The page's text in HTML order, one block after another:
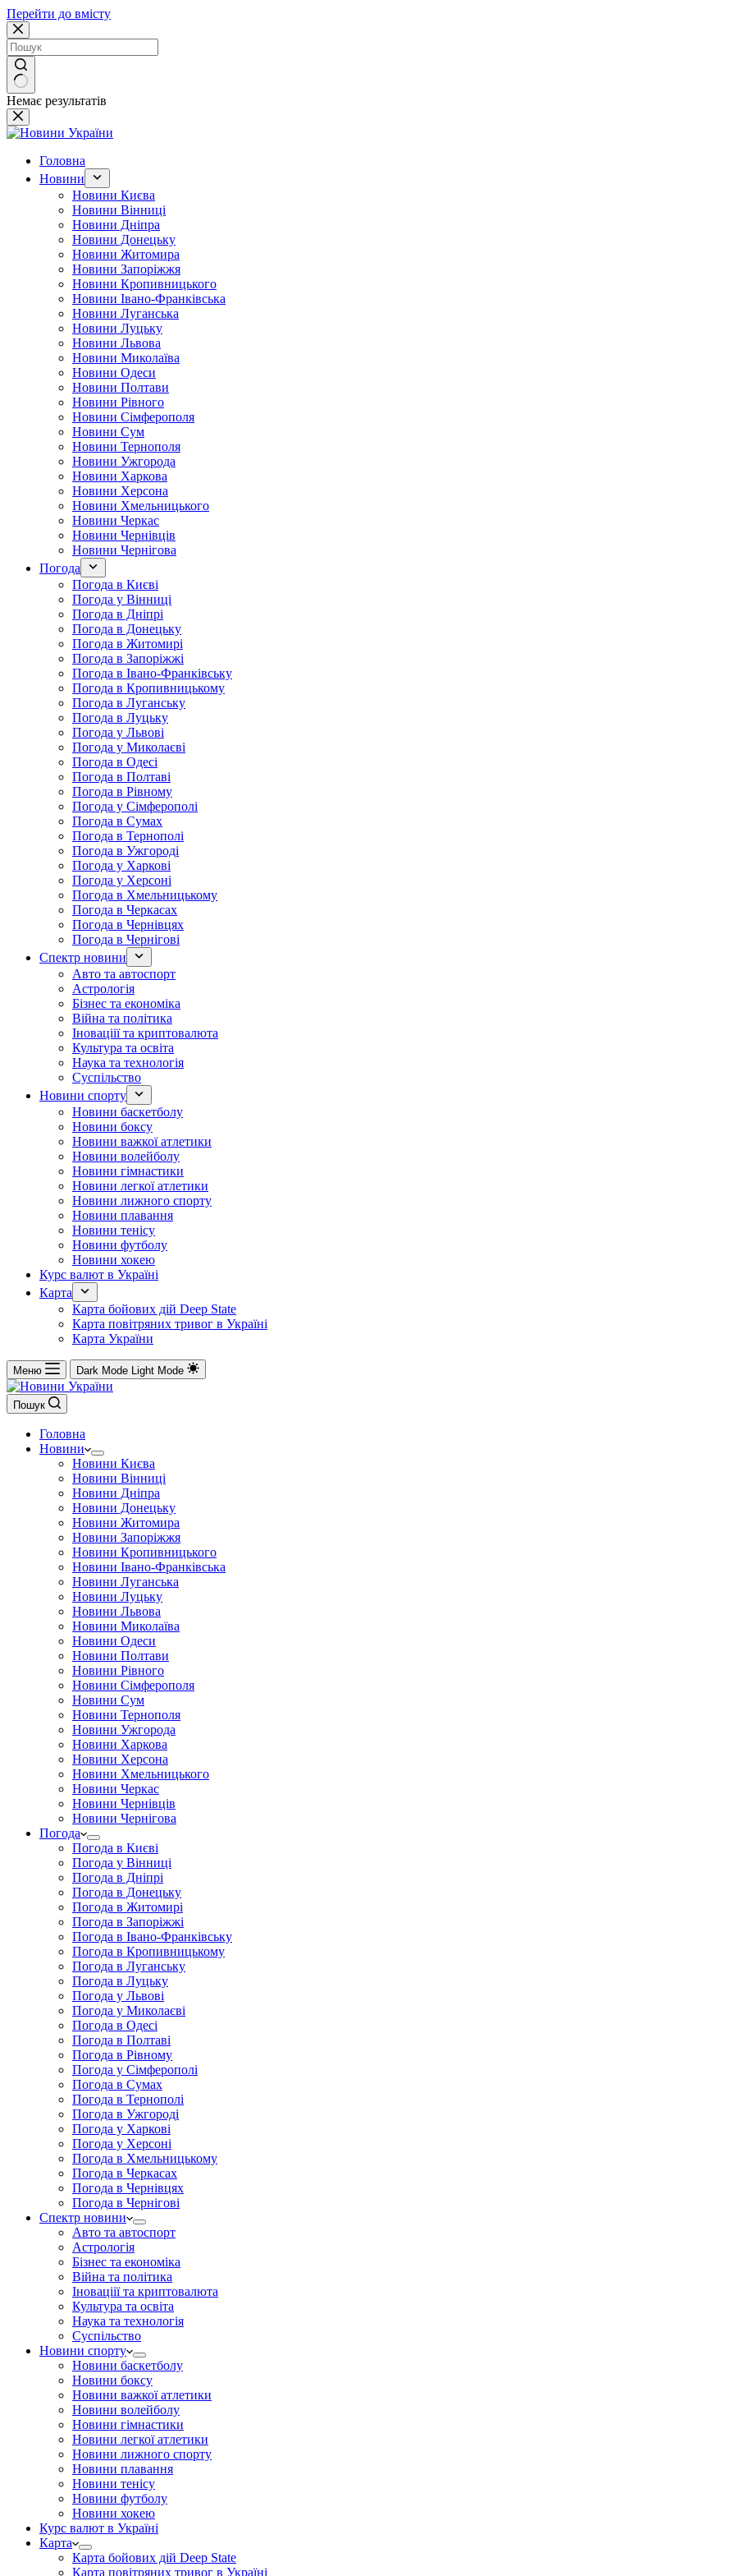
Перейти до вмісту
Немає результатів
Головна
Новини
Новини Києва
Новини Вінниці
Новини Дніпра
Новини Донецьку
Новини Житомира
Новини Запоріжжя
Новини Кропивницького
Новини Івано-Франківська
Новини Луганська
Новини Луцьку
Новини Львова
Новини Миколаїва
Новини Одеси
Новини Полтави
Новини Рівного
Новини Сімферополя
Новини Сум
Новини Тернополя
Новини Ужгорода
Новини Харкова
Новини Херсона
Новини Хмельницького
Новини Черкас
Новини Чернівців
Новини Чернігова
Погода
Погода в Києві
Погода у Вінниці
Погода в Дніпрі
Погода в Донецьку
Погода в Житомирі
Погода в Запоріжжі
Погода в Івано-Франківську
Погода в Кропивницькому
Погода в Луганську
Погода в Луцьку
Погода у Львові
Погода у Миколаєві
Погода в Одесі
Погода в Полтаві
Погода в Рівному
Погода у Сімферополі
Погода в Сумах
Погода в Тернополі
Погода в Ужгороді
Погода у Харкові
Погода у Херсоні
Погода в Хмельницькому
Погода в Черкасах
Погода в Чернівцях
Погода в Чернігові
Спектр новини
Авто та автоспорт
Астрологія
Бізнес та економіка
Війна та політика
Іноваціії та криптовалюта
Культура та освіта
Наука та технологія
Суспільство
Новини спорту
Новини баскетболу
Новини боксу
Новини важкої атлетики
Новини волейболу
Новини гімнастики
Новини легкої атлетики
Новини лижного спорту
Новини плавання
Новини тенісу
Новини футболу
Новини хокею
Курс валют в Україні
Карта
Карта бойових дій Deep State
Карта повітряних тривог в Україні
Карта України
Меню Dark Mode Light Mode
Пошук
Головна
Новини
Новини Києва
Новини Вінниці
Новини Дніпра
Новини Донецьку
Новини Житомира
Новини Запоріжжя
Новини Кропивницького
Новини Івано-Франківська
Новини Луганська
Новини Луцьку
Новини Львова
Новини Миколаїва
Новини Одеси
Новини Полтави
Новини Рівного
Новини Сімферополя
Новини Сум
Новини Тернополя
Новини Ужгорода
Новини Харкова
Новини Херсона
Новини Хмельницького
Новини Черкас
Новини Чернівців
Новини Чернігова
Погода
Погода в Києві
Погода у Вінниці
Погода в Дніпрі
Погода в Донецьку
Погода в Житомирі
Погода в Запоріжжі
Погода в Івано-Франківську
Погода в Кропивницькому
Погода в Луганську
Погода в Луцьку
Погода у Львові
Погода у Миколаєві
Погода в Одесі
Погода в Полтаві
Погода в Рівному
Погода у Сімферополі
Погода в Сумах
Погода в Тернополі
Погода в Ужгороді
Погода у Харкові
Погода у Херсоні
Погода в Хмельницькому
Погода в Черкасах
Погода в Чернівцях
Погода в Чернігові
Спектр новини
Авто та автоспорт
Астрологія
Бізнес та економіка
Війна та політика
Іноваціії та криптовалюта
Культура та освіта
Наука та технологія
Суспільство
Новини спорту
Новини баскетболу
Новини боксу
Новини важкої атлетики
Новини волейболу
Новини гімнастики
Новини легкої атлетики
Новини лижного спорту
Новини плавання
Новини тенісу
Новини футболу
Новини хокею
Курс валют в Україні
Карта
Карта бойових дій Deep State
Карта повітряних тривог в Україні